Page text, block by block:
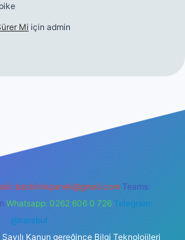
Mi için admin
backlinkpaneli@gmail.com Teams:
Whatsapp: 0262 606 0 726 Telegram:
@karabul
Kanun gereğince Bilgi Teknolojileri